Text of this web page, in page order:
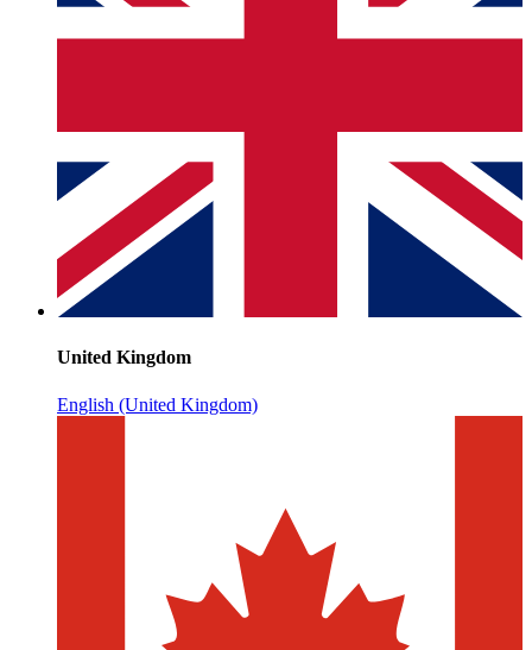
United Kingdom
English (United Kingdom)